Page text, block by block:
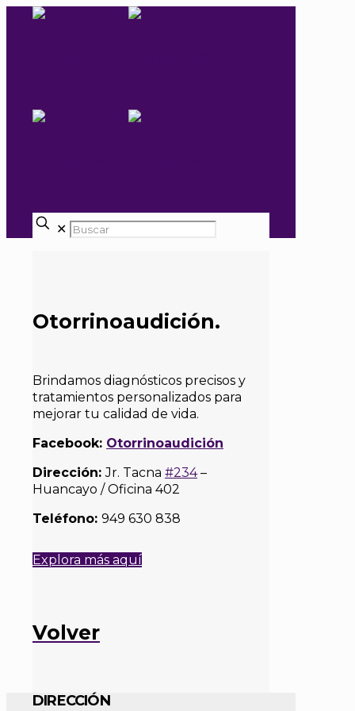
✕
Otorrinoaudición.
Brindamos diagnósticos precisos y
tratamientos personalizados para
mejorar tu calidad de vida.
Facebook: Otorrinoaudición
Dirección:Jr. Tacna #234–
Huancayo / Oficina 402
Teléfono: 949 630 838
Explora más aquí
Volver
DIRECCIÓN